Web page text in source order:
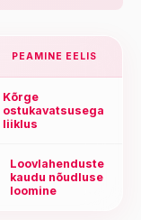
PEAMINE EELIS
Kõrge
ostukavatsusega
liiklus
Loovlahenduste
kaudu nõudluse
loomine